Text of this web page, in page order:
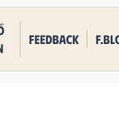
Feedback